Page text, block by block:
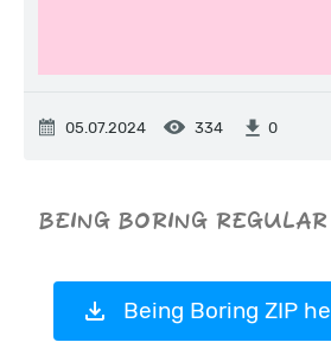
05.07.2024 334 0
Being Boring ZIP